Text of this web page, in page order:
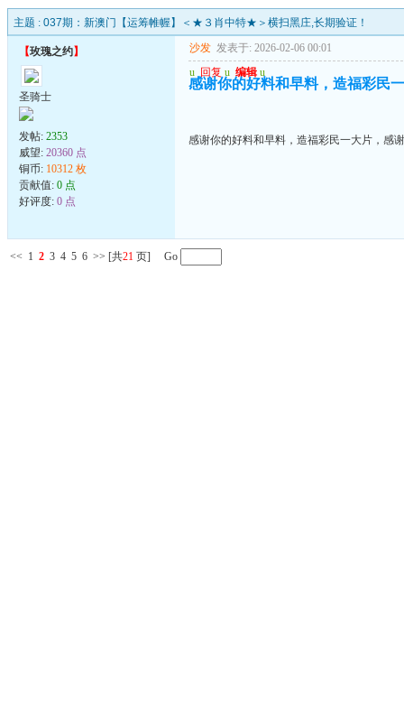
主题 : 037期：新澳门【运筹帷幄】＜★３肖中特★＞横扫黑庄,长期验证！
【玫瑰之约】
圣骑士
发帖: 2353
威望: 20360 点
铜币: 10312 枚
贡献值: 0 点
好评度: 0 点
沙发 发表于: 2026-02-06 00:01
u 回复 u 编辑 u
感谢你的好料和早料，造福彩民
感谢你的好料和早料，造福彩民一大片，感
<< 1 2 3 4 5 6 >> [共21 页] Go